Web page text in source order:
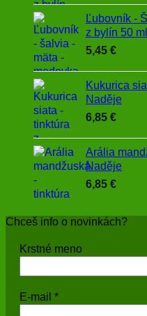
Ľubovník -
z bylín 50
5,45 €
Kukurica
Naděje
6,85 €
Arália
Naděje
6,85 €
Chceš info o novinkách?
Krstné meno
E-mail *